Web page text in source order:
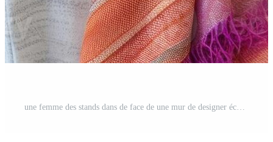
une femme des stands dans de face de une mur de designer écharpes retour à le caméra comme soigneusement ds un autour cou. le étagères . Photo Pro